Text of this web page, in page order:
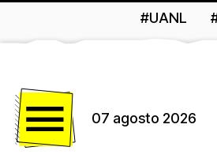
#UANL
07 agosto 2026